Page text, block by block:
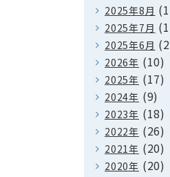
2025年8月
2025年7月
2025年6月
2026年 (10)
2025年 (17)
2024年 (9)
2023年 (18)
2022年 (26)
2021年 (20)
2020年 (20)